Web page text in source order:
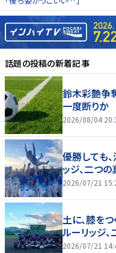
話題の投稿の新着記事
鈴木彩艶争
一度断りか
2026/08/04
優勝しても
ッジ、二つの
2026/07/21
土に、膝をつ
ルーリッジ、
2026/07/21